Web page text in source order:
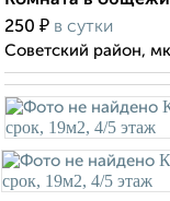
250 ₽ в сутки
Советский район,